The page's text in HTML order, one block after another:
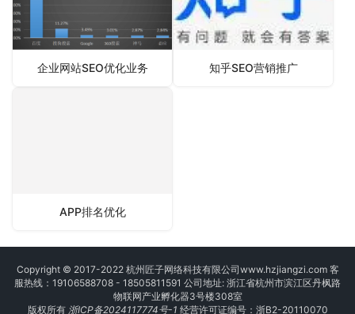
企业网站SEO优化业务 知乎SEO营销推广
APP排名优化
Copyright © 2017-2022 杭州匠子网络科技有限公司www.hzjiangzi.com客
服热线：19106588708 - 18505811591 公司地址: 浙江省杭州市滨江区丹枫路
物联网产业孵化器3号楼308室
版权所有 浙ICP备2024117774号-1 经营许可证编号：浙B2-20110070